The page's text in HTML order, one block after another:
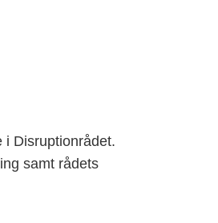
i Disruptionrådet.
samt rådets